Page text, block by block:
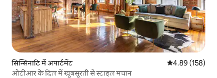
सिन्सिनाटि में अपार्टमेंट औसत रेटिंग 5 में से
4.89 (158)
ओटीआर के दिल में खूबसूरती से स्टाइल मचान